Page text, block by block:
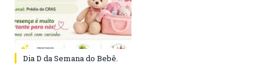
Dia D da Semana do Bebê.